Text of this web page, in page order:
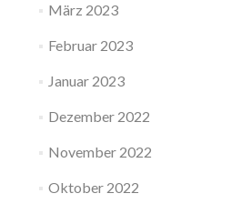
März 2023
Februar 2023
Januar 2023
Dezember 2022
November 2022
Oktober 2022